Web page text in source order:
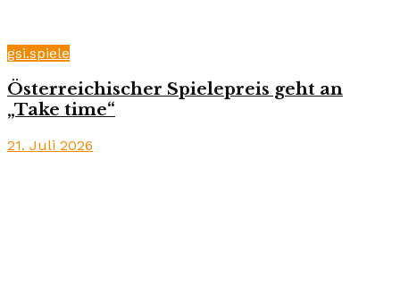
gsi.spiele
Österreichischer Spielepreis geht an
„Take time“
21. Juli 2026